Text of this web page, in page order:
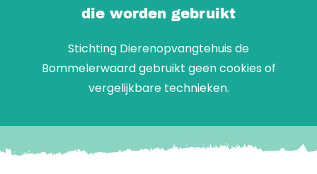
die worden gebruikt
Stichting Dierenopvangtehuis de
Bommelerwaard gebruikt geen cookies of
vergelijkbare technieken.